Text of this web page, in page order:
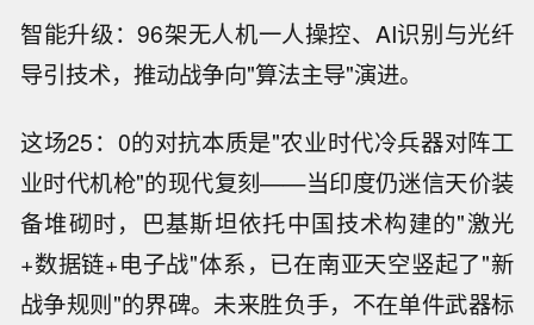
智能升级：96架无人机一人操控、AI识别与光纤
导引技术，推动战争向"算法主导"演进。
这场25：0的对抗本质是"农业时代冷兵器对阵工
业时代机枪"的现代复刻——当印度仍迷信天价装
备堆砌时，巴基斯坦依托中国技术构建的"激光
+数据链+电子战"体系，已在南亚天空竖起了"新
战争规则"的界碑。未来胜负手，不在单件武器标